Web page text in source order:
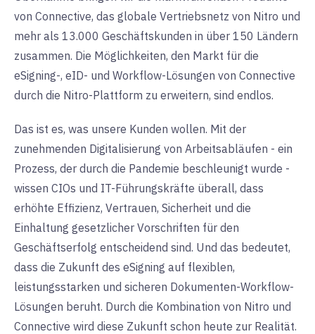
von Connective, das globale Vertriebsnetz von Nitro und
mehr als 13.000 Geschäftskunden in über 150 Ländern
zusammen. Die Möglichkeiten, den Markt für die
eSigning-, eID- und Workflow-Lösungen von Connective
durch die Nitro-Plattform zu erweitern, sind endlos.
Das ist es, was unsere Kunden wollen. Mit der
zunehmenden Digitalisierung von Arbeitsabläufen - ein
Prozess, der durch die Pandemie beschleunigt wurde -
wissen CIOs und IT-Führungskräfte überall, dass
erhöhte Effizienz, Vertrauen, Sicherheit und die
Einhaltung gesetzlicher Vorschriften für den
Geschäftserfolg entscheidend sind. Und das bedeutet,
dass die Zukunft des eSigning auf flexiblen,
leistungsstarken und sicheren Dokumenten-Workflow-
Lösungen beruht. Durch die Kombination von Nitro und
Connective wird diese Zukunft schon heute zur Realität.